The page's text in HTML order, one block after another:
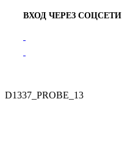
ВХОД ЧЕРЕЗ СОЦСЕТИ